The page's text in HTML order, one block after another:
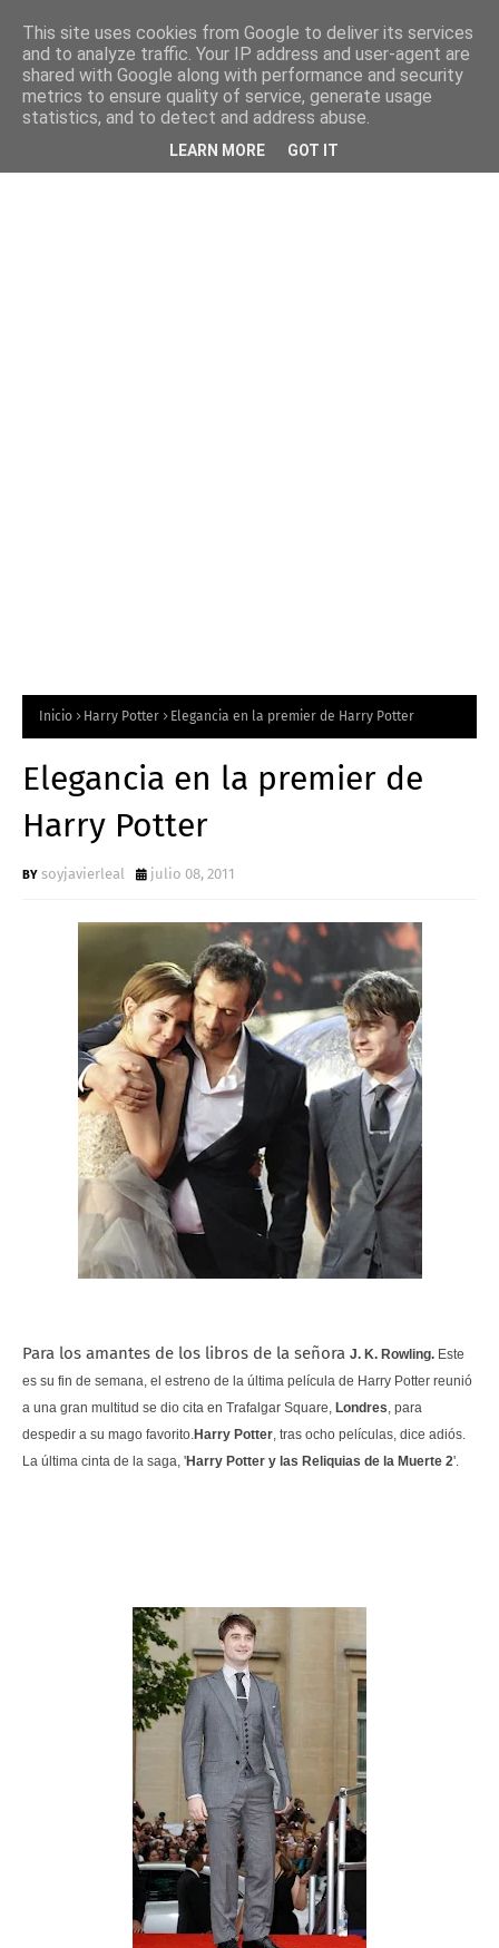
Inicio Harry Potter Elegancia en la premier de Harry Potter
Elegancia en la premier de
Harry Potter
soyjavierleal julio 08, 2011
Para los amantes de los libros de la señora J. K. Rowling. Este
es su fin de semana, el estreno de la última película de Harry Potter reunió
a una gran multitud se dio cita en Trafalgar Square, Londres, para
despedir a su mago favorito.Harry Potter, tras ocho películas, dice adiós.
La última cinta de la saga, 'Harry Potter y las Reliquias de la Muerte 2'.
This site uses cookies from Google to deliver its services
and to analyze traffic. Your IP address and user-agent are
shared with Google along with performance and security
metrics to ensure quality of service, generate usage
statistics, and to detect and address abuse.
LEARN MORE GOT IT